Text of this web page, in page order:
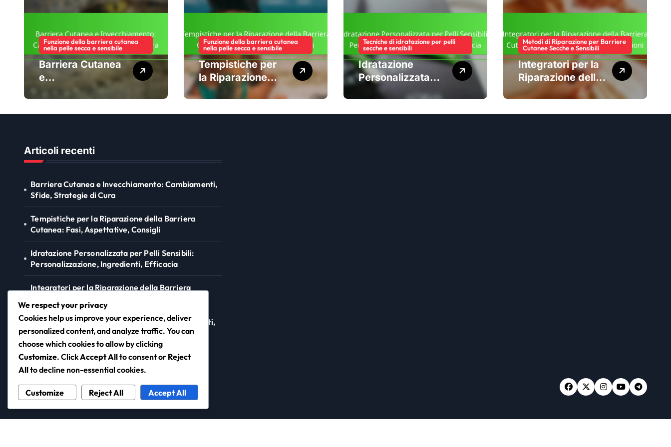
Funzione della barriera cutanea
nella pelle secca e sensibile
Barriera Cutanea
e
Invecchiamento:
Sfide, Strategie di
Funzione della barriera cutanea
nella pelle secca e sensibile
Tempistiche per
la Riparazione
della Barriera
Aspettative,
Tecniche di idratazione per pelli
secche e sensibili
Idratazione
Personalizzata
per Pelli Sensibili:
, Ingredienti,
Metodi di Riparazione per Barriere
Cutanee Secche e Sensibili
Integratori per la
Riparazione della
Barriera Cutanea:
Raccomandazioni
Articoli recenti
Barriera Cutanea e Invecchiamento: Cambiamenti,
Sfide, Strategie di Cura
Tempistiche per la Riparazione della Barriera
Cutanea: Fasi, Aspettative, Consigli
Idratazione Personalizzata per Pelli Sensibili:
Personalizzazione, Ingredienti, Efficacia
Integratori per la Riparazione della Barriera
Barriera Cutanea e Infiammazione: Cause, Effetti,
Trattamenti
neurowork.net
We respect your privacy
Cookies help us improve your experience, deliver
personalized content, and analyze traffic. You can
choose which cookies to allow by clicking
Customize. ClickAccept Allto consent or Reject
Allto decline non-essential cookies.
Customize Reject All Accept All